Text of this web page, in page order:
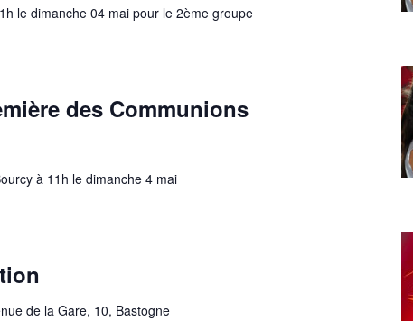
le dimanche 04 mai pour le 2ème groupe
des Communions
à 11h le dimanche 4 mai
de la Gare, 10, Bastogne